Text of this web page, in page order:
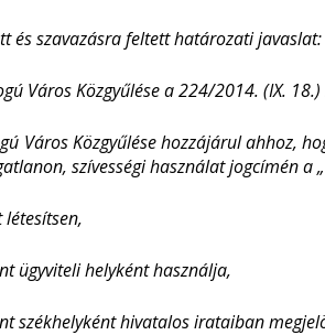
és szavazásra feltett határozati javaslat:
Város Közgyűlése a 224/2014. (IX.
Város Közgyűlése hozzájárul ahhoz,
szívességi használat jogcímén a
létesítsen,
ügyviteli helyként használja,
székhelyként hivatalos irataiban